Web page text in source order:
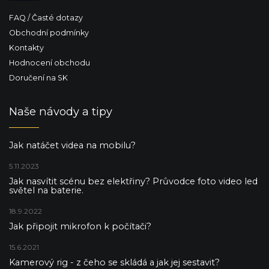
FAQ / Časté dotazy
Obchodní podmínky
Kontakty
Hodnocení obchodu
Doručení na SK
Naše návody a tipy
Jak natáčet videa na mobilu?
5.11.2023
Jak nasvítit scénu bez elektřiny? Průvodce foto video led
světel na baterie.
18.9.2022
Jak připojit mikrofon k počítači?
15.6.2021
Kamerový rig - z čeho se skládá a jak jej sestavit?